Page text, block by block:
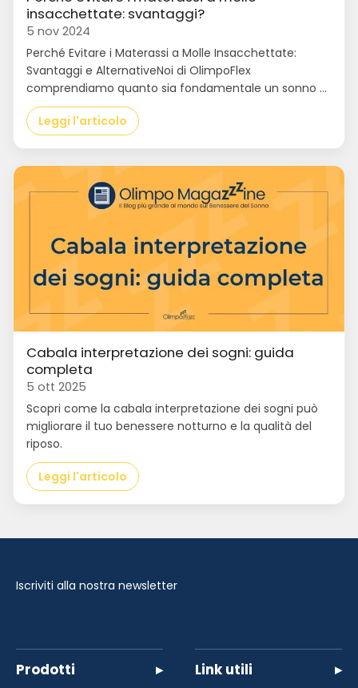
insacchettate: svantaggi?
5 nov 2024
Perché Evitare i Materassi a Molle Insacchettate:
Svantaggi e AlternativeNoi di OlimpoFlex
comprendiamo quanto sia fondamentale un sonno ...
Leggi l'articolo
Cabala interpretazione dei sogni: guida
completa
5 ott 2025
Scopri come la cabala interpretazione dei sogni può
migliorare il tuo benessere notturno e la qualità del
riposo.
Leggi l'articolo
Iscriviti alla nostra newsletter
Prodotti ▸ Link utili ▸